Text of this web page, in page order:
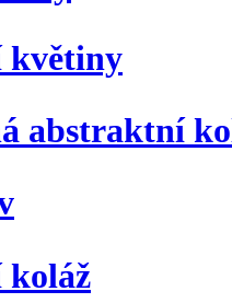
abstraktní